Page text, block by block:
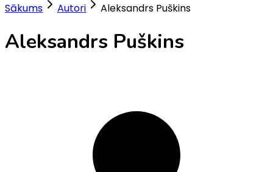
Sākums Autori Aleksandrs Puškins
Aleksandrs Puškins